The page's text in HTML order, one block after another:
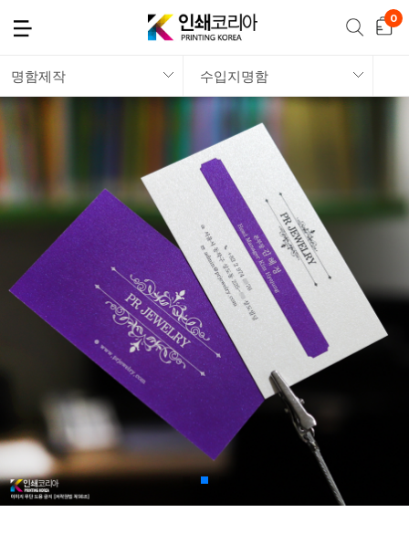
명함제작 수입지명함